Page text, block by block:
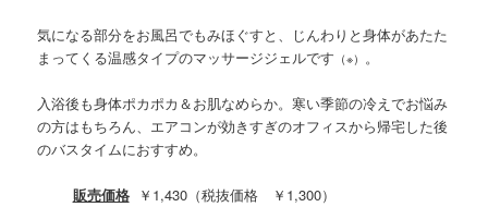
気になる部分をお風呂でもみほぐすと、じんわりと身体があたた
まってくる温感タイプのマッサージジェルです （※） 。
入浴後も身体ポカポカ＆お肌なめらか。寒い季節の冷えでお悩み
の方はもちろん、エアコンが効きすぎのオフィスから帰宅した後
のバスタイムにおすすめ。
販売価格￥1,430（税抜価格 ￥1,300）